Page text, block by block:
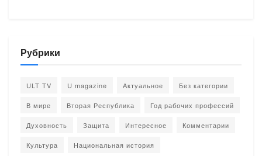
Рубрики
ULT TV U magazine Актуальное Без категории
В мире Вторая Республика Год рабочих профессий
Духовность Защита Интересное Комментарии
Культура Национальная история